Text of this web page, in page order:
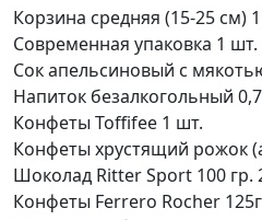
Корзина средняя (15-25 см)
Современная упаковка 1 шт.
Сок апельсиновый с
Напиток безалкогольный
Конфеты Toffifee 1 шт.
Конфеты хрустящий рожок
Шоколад Ritter Sport 100 гр.
Конфеты Ferrero Rocher 125г